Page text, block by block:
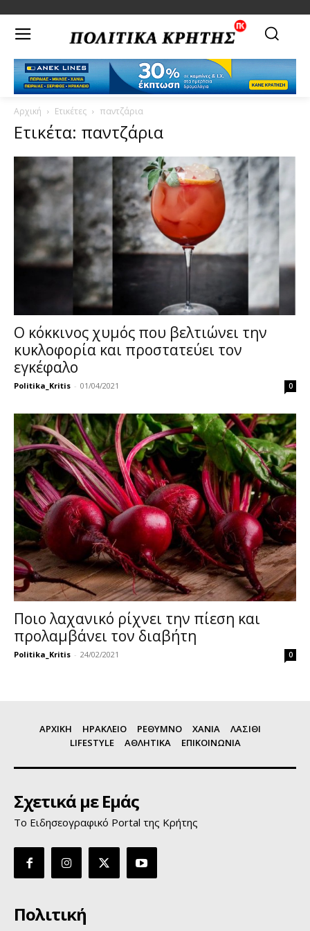
Αρχική Ετικέτες παντζάρια
Ετικέτα: παντζάρια
Ο κόκκινος χυμός που βελτιώνει την
κυκλοφορία και προστατεύει τον
εγκέφαλο
Politika_Kritis - 01/04/2021 0
Ποιο λαχανικό ρίχνει την πίεση και
προλαμβάνει τον διαβήτη
Politika_Kritis - 24/02/2021 0
ΑΡΧΙΚΗ ΗΡΑΚΛΕΙΟ ΡΕΘΥΜΝΟ ΧΑΝΙΑ
ΛΑΣΙΘΙ
LIFESTYLE
ΑΘΛΗΤΙΚΑ ΕΠΙΚΟΙΝΩΝΙΑ
Σχετικά με Εμάς
Το Ειδησεογραφικό Portal της Κρήτης
Πολιτική